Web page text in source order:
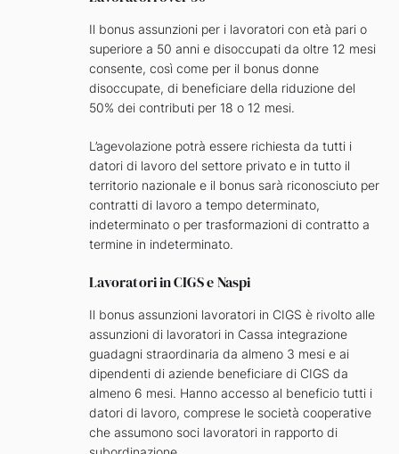
Il bonus assunzioni per i lavoratori con età pari o
superiore a 50 anni e disoccupati da oltre 12 mesi
consente, così come per il bonus donne
disoccupate, di beneficiare della riduzione del
50% dei contributi per 18 o 12 mesi.
L’agevolazione potrà essere richiesta da tutti i
datori di lavoro del settore privato e in tutto il
territorio nazionale e il bonus sarà riconosciuto per
contratti di lavoro a tempo determinato,
indeterminato o per trasformazioni di contratto a
termine in indeterminato.
Lavoratori in CIGS e Naspi
Il bonus assunzioni lavoratori in CIGS è rivolto alle
assunzioni di lavoratori in Cassa integrazione
guadagni straordinaria da almeno 3 mesi e ai
dipendenti di aziende beneficiare di CIGS da
almeno 6 mesi. Hanno accesso al beneficio tutti i
datori di lavoro, comprese le società cooperative
che assumono soci lavoratori in rapporto di